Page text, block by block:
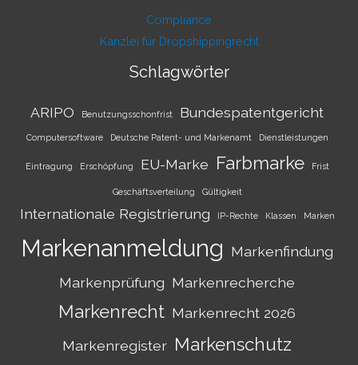
Compliance
Kanzlei für Dropshippingrecht
Schlagwörter
ARIPO Benutzungsschonfrist Bundespatentgericht
Computersoftware Deutsche Patent- und Markenamt Dienstleistungen
Eintragung Erschöpfung EU-Marke Farbmarke Frist
Geschäftsverteilung Gültigkeit
Internationale Registrierung IP-Rechte Klassen Marken
Markenanmeldung Markenfindung
Markenprüfung Markenrecherche
Markenrecht Markenrecht 2026
Markenregister Markenschutz